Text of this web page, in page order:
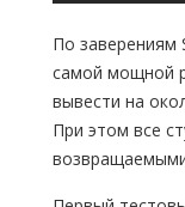
По заверениям
самой мощной
вывести на
При этом все